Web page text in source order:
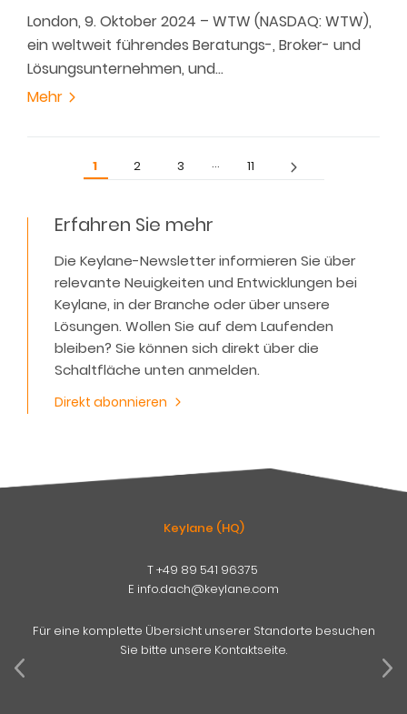
London, 9. Oktober 2024 – WTW (NASDAQ: WTW),
ein weltweit führendes Beratungs-, Broker- und
Lösungsunternehmen, und…
Mehr
1 2 3 … 11
Erfahren Sie mehr
Die Keylane-Newsletter informieren Sie über
relevante Neuigkeiten und Entwicklungen bei
Keylane, in der Branche oder über unsere
Lösungen. Wollen Sie auf dem Laufenden
bleiben? Sie können sich direkt über die
Schaltfläche unten anmelden.
Direkt abonnieren
Keylane (HQ)
T+49 89 541 96375
E info.dach@keylane.com
Für eine komplette Übersicht unserer Standorte besuchen
Sie bitte unsere Kontaktseite.